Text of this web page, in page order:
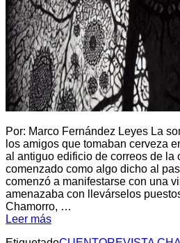
Por: Marco Fernández Leyes La
los amigos que tomaban cerveza
al antiguo edificio de correos de la
comenzado como algo dicho al
comenzó a manifestarse con una
amenazaba con llevárselos
Chamorro, …
Leer más